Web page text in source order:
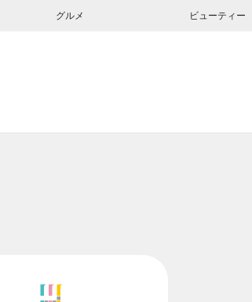
グルメ ビューティー